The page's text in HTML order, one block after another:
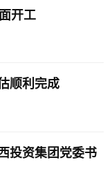
开工
顺利完成
投资集团党委书